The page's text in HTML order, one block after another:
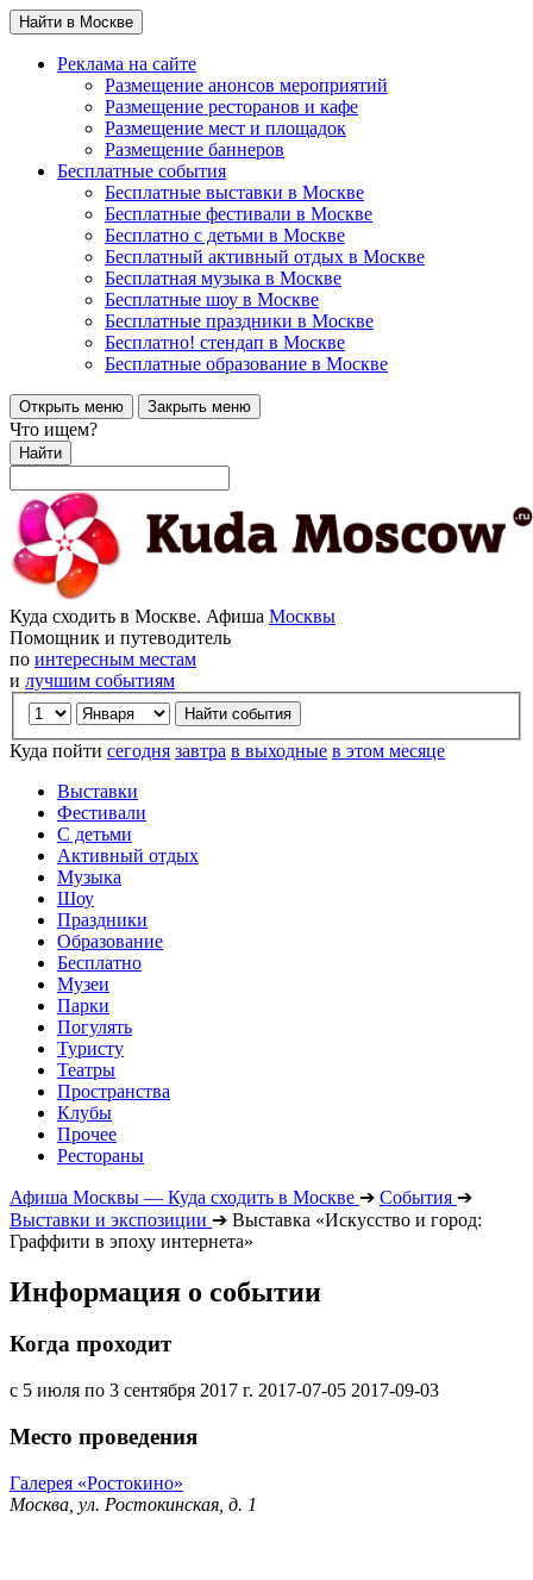
Найти в Москве
Реклама на сайте
Размещение анонсов мероприятий
Размещение ресторанов и кафе
Размещение мест и площадок
Размещение баннеров
Бесплатные события
Бесплатные выставки в Москве
Бесплатные фестивали в Москве
Бесплатно с детьми в Москве
Бесплатный активный отдых в Москве
Бесплатная музыка в Москве
Бесплатные шоу в Москве
Бесплатные праздники в Москве
Бесплатно! стендап в Москве
Бесплатные образование в Москве
Открыть меню Закрыть меню
Что ищем?
Найти
Куда сходить в Москве. Афиша Москвы
Помощник и путеводитель
по интересным местам
и лучшим событиям
Куда пойти сегодня завтра в выходные в этом месяце
Выставки
Фестивали
С детьми
Активный отдых
Музыка
Шоу
Праздники
Образование
Бесплатно
Музеи
Парки
Погулять
Туристу
Театры
Пространства
Клубы
Прочее
Рестораны
Афиша Москвы — Куда сходить в Москве ➔ События ➔
Выставки и экспозиции ➔ Выставка «Искусство и город:
Граффити­­ в эпоху интернета»
Информация о событии
Когда проходит
с 5 июля по 3 сентября 2017 г. 2017-07-05 2017-09-03
Место проведения
Галерея «Ростокино»
Москва, ул. Ростокинская, д. 1